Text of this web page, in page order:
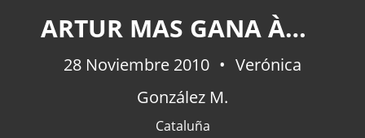
ARTUR MAS GANA ÀMPLIAMENT I ASPIRA LA INDEPÈNDENCIA DE CATALUNYA
28 Noviembre 2010
Verónica
González M.
Cataluña